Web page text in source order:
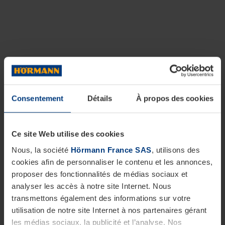
Consentement Détails À propos des cookies
Ce site Web utilise des cookies
Nous, la société Hörmann France SAS, utilisons des
cookies afin de personnaliser le contenu et les annonces,
proposer des fonctionnalités de médias sociaux et
analyser les accès à notre site Internet. Nous
transmettons également des informations sur votre
utilisation de notre site Internet à nos partenaires gérant
les médias sociaux, la publicité et l’analyse. Nos